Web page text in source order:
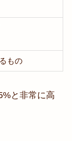
もの
と非常に高